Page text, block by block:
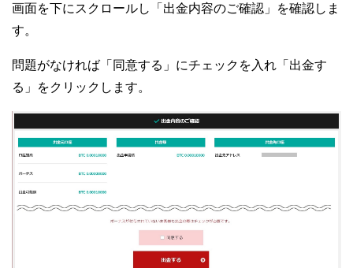
画面を下にスクロールし「出金内容のご確認」を確認しま
す。
問題がなければ「同意する」にチェックを入れ「出金す
る」をクリックします。